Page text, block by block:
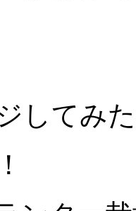
してみ